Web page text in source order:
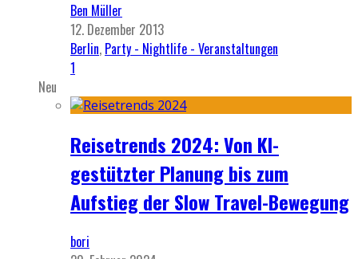
Ben Müller
12. Dezember 2013
Berlin, Party - Nightlife - Veranstaltungen
1
Neu
Reisetrends 2024: Von KI-
gestützter Planung bis zum
Aufstieg der Slow Travel-Bewegung
bori